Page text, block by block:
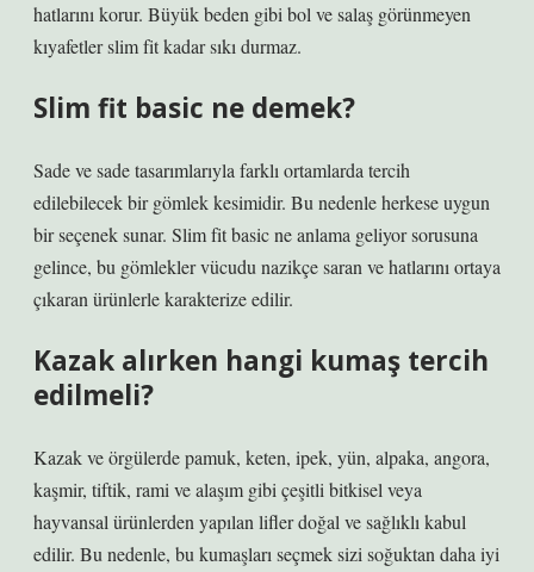
hatlarını korur. Büyük beden gibi bol ve salaş görünmeyen
kıyafetler slim fit kadar sıkı durmaz.
Slim fit basic ne demek?
Sade ve sade tasarımlarıyla farklı ortamlarda tercih
edilebilecek bir gömlek kesimidir. Bu nedenle herkese uygun
bir seçenek sunar. Slim fit basic ne anlama geliyor sorusuna
gelince, bu gömlekler vücudu nazikçe saran ve hatlarını ortaya
çıkaran ürünlerle karakterize edilir.
Kazak alırken hangi kumaş tercih
edilmeli?
Kazak ve örgülerde pamuk, keten, ipek, yün, alpaka, angora,
kaşmir, tiftik, rami ve alaşım gibi çeşitli bitkisel veya
hayvansal ürünlerden yapılan lifler doğal ve sağlıklı kabul
edilir. Bu nedenle, bu kumaşları seçmek sizi soğuktan daha iyi